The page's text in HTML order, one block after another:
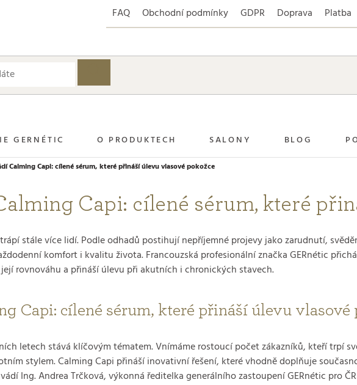
FAQ Obchodní podmínky GDPR Doprava Platba
GERNÉTIC O PRODUKTECH SALONY BLOG
Calming Capi: cílené sérum, které přináší úlevu vlasové pokožce
Capi: cílené sérum, které
stále více lidí. Podle odhadů postihují nepříjemné projevy jako zarudnutí,
komfort i kvalitu života. Francouzská profesionální značka GERnétic
rovnováhu a přináší úlevu při akutních i chronických stavech.
Capi: cílené sérum, které přináší úlevu vlasové
letech stává klíčovým tématem. Vnímáme rostoucí počet zákazníků, kteří trpí
stylem. Calming Capi přináší inovativní řešení, které vhodně doplňuje
Ing. Andrea Trčková, výkonná ředitelka generálního zastoupení GERnétic pro ČR